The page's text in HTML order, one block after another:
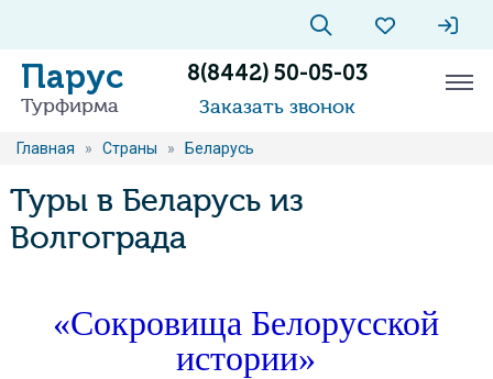
Парус
Турфирма
8(8442) 50-05-03
Заказать звонок
Главная » Страны » Беларусь
Туры в Беларусь из
Волгограда
«Сокровища Белорусской
истории»